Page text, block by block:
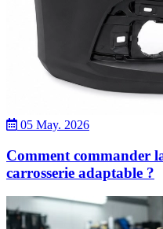
05 May. 2026
Comment commander
carrosserie adaptable ?